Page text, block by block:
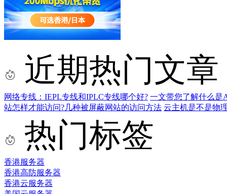
近期热门文章
网络专线：IEPL专线和IPLC专线哪个好? 一文带您了解什么是
站怎样才能访问?几种被屏蔽网站的访问方法 云主机是不是物
热门标签
香港服务器
香港高防服务器
香港云服务器